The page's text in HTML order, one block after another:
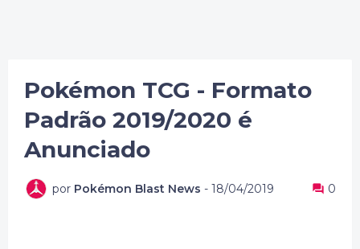
Pokémon TCG - Formato
Padrão 2019/2020 é
Anunciado
por Pokémon Blast News - 18/04/2019 0